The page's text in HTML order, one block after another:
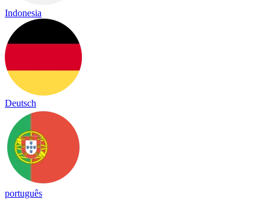
Indonesia
Deutsch
português